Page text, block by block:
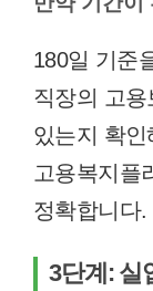
180일 기준
직장의 고
있는지 확
고용복지플
정확합니다.
3단계: 실